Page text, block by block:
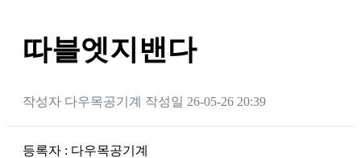
따블엣지밴다
작성자 다우목공기계 작성일 26-05-26 20:39
등록자 : 다우목공기계